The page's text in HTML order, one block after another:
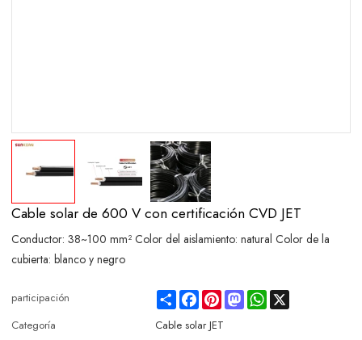
Cable solar de 600 V con certificación CVD JET
Conductor: 38~100 mm² Color del aislamiento: natural Color de la
cubierta: blanco y negro
participación ShareFacebookPinterestMastodonWhatsApp
Categoría
Cable solar JET